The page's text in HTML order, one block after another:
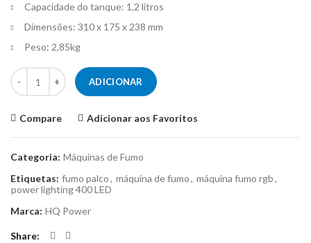
Capacidade do tanque: 1,2 litros
Dimensões: 310 x 175 x 238 mm
Peso: 2,85kg
Quantidade de HQ POWER HQPE10003
ADICIONAR
Compare Adicionar aos Favoritos
Categoria: Máquinas de Fumo
Etiquetas: fumo palco, máquina de fumo, máquina fumo rgb,
power lighting 400 LED
Marca: HQ Power
Share